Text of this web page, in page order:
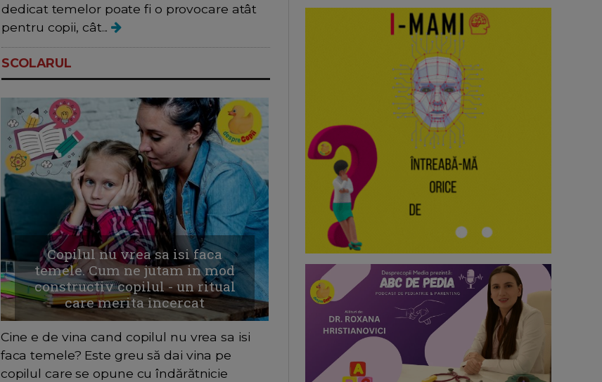
dedicat temelor poate fi o provocare atât
pentru copii, cât...
SCOLARUL
Copilul nu vrea sa isi faca
temele. Cum ne jutam in mod
constructiv copilul - un ritual
care merita incercat
Cine e de vina cand copilul nu vrea sa isi
faca temele? Este greu să dai vina pe
copilul care se opune cu îndărătnicie